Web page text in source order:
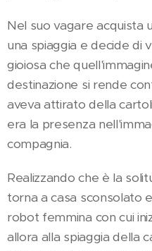
Nel suo vagare acquista
una spiaggia e decide di
gioiosa che
destinazione si rende
aveva attirato della
era la presenza
compagnia.
Realizzando che è la
torna a casa sconsolato
robot femmina con cui
allora alla spiaggia della